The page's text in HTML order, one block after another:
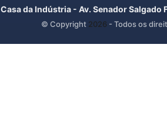
Casa da Indústria - Av. Senador
© Copyright 2026 - Todos os